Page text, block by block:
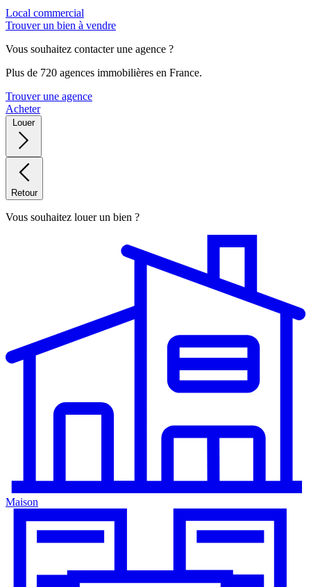
Local commercial
Trouver un bien à vendre
Vous souhaitez contacter une agence ?
Plus de 720 agences immobilières en France.
Trouver une agence
Acheter
Louer
Retour
Vous souhaitez louer un bien ?
Maison